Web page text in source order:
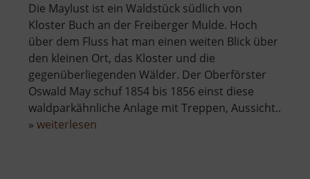
Die Maylust ist ein Waldstück südlich von
Kloster Buch an der Freiberger Mulde. Hoch
über dem Fluss hat man einen weiten Blick über
den kleinen Ort, das Kloster und die
gegenüberliegenden Wälder. Der Oberförster
Oswald May schuf 1854 bis 1856 einst diese
waldparkähnliche Anlage mit Treppen, Aussicht..
» weiterlesen